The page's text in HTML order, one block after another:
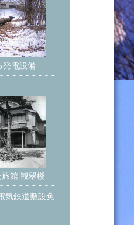
発電設備
館 観翠楼
気鉄道敷設免